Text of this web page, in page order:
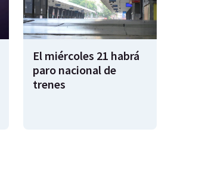
El miércoles 21 habrá
paro nacional de
trenes